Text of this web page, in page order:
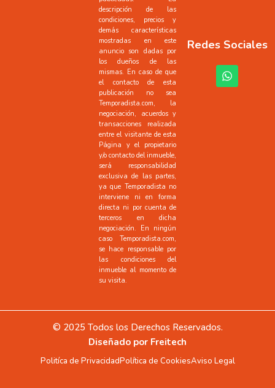
descripción de las
condiciones, precios y
demás características
mostradas en este
anuncio son dadas por
los dueños de las
mismas. En caso de que
el contacto de esta
publicación no sea
Temporadista.com, la
negociación, acuerdos y
transacciones realizada
entre el visitante de esta
Página y el propietario
y/o contacto del inmueble,
será responsabilidad
exclusiva de las partes,
ya que Temporadista no
interviene ni en forma
directa ni por cuenta de
terceros en dicha
negociación. En ningún
caso Temporadista.com,
se hace responsable por
las condiciones del
inmueble al momento de
su visita.
Redes Sociales
© 2025 Todos los Derechos Reservados.
Diseñado por Freitech
Politíca de PrivacidadPolítica de CookiesAviso Legal